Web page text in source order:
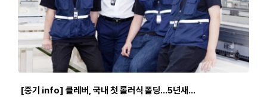
[중기 info] 클레버, 국내 첫 롤러식 폴딩…5년새…